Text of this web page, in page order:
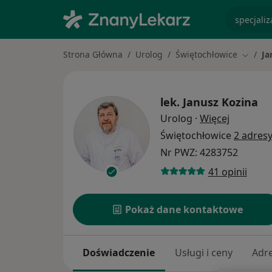
Strona Główna Urolog Świętochłowice Zmień
lek. Janusz Kozina
Urolog · Więcej
Świętochłowice 2 adresy
Nr PWZ: 4283752
41 opinii
Pokaż dane kontaktowe
Doświadczenie Usługi i ceny